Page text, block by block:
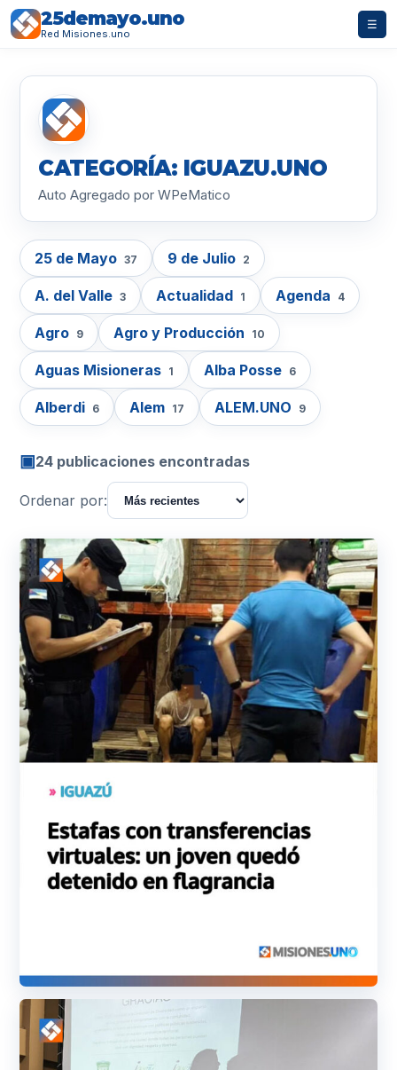
25demayo.uno
Red Misiones.uno
☰
CATEGORÍA: IGUAZU.UNO
Auto Agregado por WPeMatico
25 de Mayo 37 9 de Julio 2
A. del Valle 3 Actualidad 1 Agenda 4
Agro 9 Agro y Producción 10
Aguas Misioneras 1 Alba Posse 6
Alberdi 6 Alem 17 ALEM.UNO 9
▣24 publicaciones encontradas
Ordenar por: